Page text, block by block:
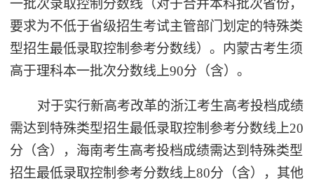
一批次录取控制分数线（对于合并本科批次省份，
要求为不低于省级招生考试主管部门划定的特殊类
型招生最低录取控制参考分数线）。内蒙古考生须
高于理科本一批次分数线上90分（含）。
对于实行新高考改革的浙江考生高考投档成绩
需达到特殊类型招生最低录取控制参考分数线上20
分（含），海南考生高考投档成绩需达到特殊类型
招生最低录取控制参考分数线上80分（含），其他